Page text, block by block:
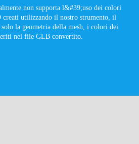
non supporta l&#39;uso dei colori
utilizzando il nostro strumento, il
la geometria della mesh, i colori dei
nel file GLB convertito.